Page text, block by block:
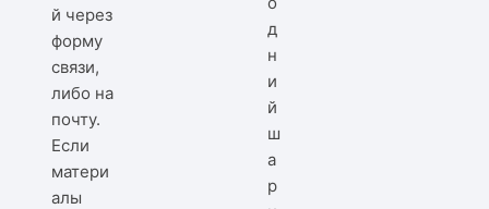
й через
форму
связи,
либо на
почту.
Если
матери
алы